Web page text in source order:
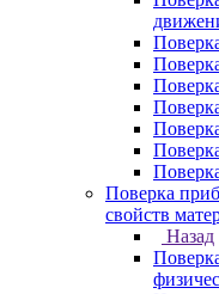
Поверка
свойств
Назад